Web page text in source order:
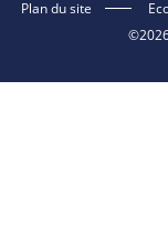
Plan du site